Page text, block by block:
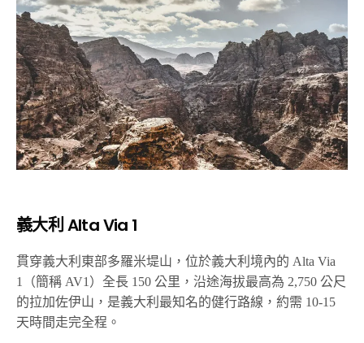
義大利 Alta Via 1
貫穿義大利東部多羅米堤山，位於義大利境內的 Alta Via
1（簡稱 AV1）全長 150 公里，沿途海拔最高為 2,750 公尺
的拉加佐伊山，是義大利最知名的健行路線，約需 10-15
天時間走完全程。